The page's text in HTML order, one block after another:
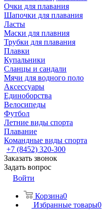
Очки для плавания
Шапочки для плавания
Ласты
Маски для плавния
Трубки для плавания
Плавки
Купальники
Сланцы и сандали
Мячи для водного поло
Аксессуары
Единоборства
Велосипеды
Футбол
Летние виды спорта
Плавание
Командные виды спорта
+7 (8452) 320-300
Заказать звонок
Задать вопрос
Войти
Корзина0
Избранные товары0